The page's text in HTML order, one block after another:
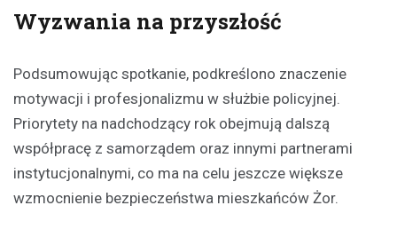
Wyzwania na przyszłość
Podsumowując spotkanie, podkreślono znaczenie
motywacji i profesjonalizmu w służbie policyjnej.
Priorytety na nadchodzący rok obejmują dalszą
współpracę z samorządem oraz innymi partnerami
instytucjonalnymi, co ma na celu jeszcze większe
wzmocnienie bezpieczeństwa mieszkańców Żor.